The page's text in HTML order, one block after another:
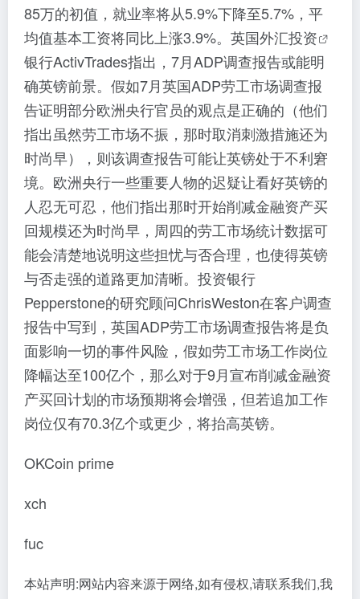
85万的初值，就业率将从5.9%下降至5.7%，平
均值基本工资将同比上涨3.9%。英国外汇投资
银行ActivTrades指出，7月ADP调查报告或能明
确英镑前景。假如7月英国ADP劳工市场调查报
告证明部分欧洲央行官员的观点是正确的（他们
指出虽然劳工市场不振，那时取消刺激措施还为
时尚早），则该调查报告可能让英镑处于不利窘
境。欧洲央行一些重要人物的迟疑让看好英镑的
人忍无可忍，他们指出那时开始削减金融资产买
回规模还为时尚早，周四的劳工市场统计数据可
能会清楚地说明这些担忧与否合理，也使得英镑
与否走强的道路更加清晰。投资银行
Pepperstone的研究顾问ChrisWeston在客户调查
报告中写到，英国ADP劳工市场调查报告将是负
面影响一切的事件风险，假如劳工市场工作岗位
降幅达至100亿个，那么对于9月宣布削减金融资
产买回计划的市场预期将会增强，但若追加工作
岗位仅有70.3亿个或更少，将抬高英镑。
OKCoin prime
xch
fuc
本站声明:网站内容来源于网络,如有侵权,请联系我们,我